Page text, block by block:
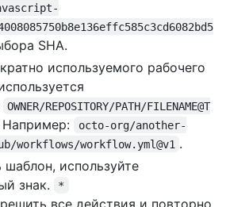
SHA.
используемого рабочего
OWNER/REPOSITORY/PATH/FILENAME@T
Например:
octo-org/another-
workflows/workflow.yml@v1 .
шаблон, используйте
знак.
*
все действия и повторно